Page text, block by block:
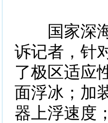
国家深海
诉记者，针
了极区适应
面浮冰；加
器上浮速度